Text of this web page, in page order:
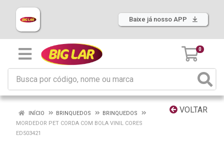
Baixe já nosso APP
0
VOLTAR
INÍCIO BRINQUEDOS
BRINQUEDOS
MORDEDOR PET CORDA COM BOLA VINIL CORES
ED503421